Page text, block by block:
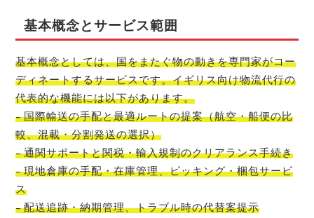
基本概念とサービス範囲
基本概念としては、国をまたぐ物の動きを専門家がコー
ディネートするサービスです。イギリス向け物流代行の
代表的な機能には以下があります。
– 国際輸送の手配と最適ルートの提案（航空・船便の比
較、混載・分割発送の選択）
– 通関サポートと関税・輸入規制のクリアランス手続き
– 現地倉庫の手配・在庫管理、ピッキング・梱包サービ
ス
– 配送追跡・納期管理、トラブル時の代替案提示